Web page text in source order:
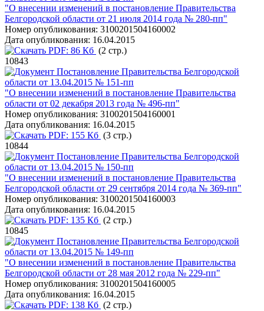
"О внесении изменений в постановление Правительства
Белгородской области от 21 июля 2014 года № 280-пп"
Номер опубликования: 3100201504160002
Дата опубликования: 16.04.2015
PDF: 86 Кб (2 стр.)
10843
Постановление Правительства Белгородской
области от 13.04.2015 № 151-пп
"О внесении изменений в постановление Правительства
области от 02 декабря 2013 года № 496-пп"
Номер опубликования: 3100201504160001
Дата опубликования: 16.04.2015
PDF: 155 Кб (3 стр.)
10844
Постановление Правительства Белгородской
области от 13.04.2015 № 150-пп
"О внесении изменений в постановление Правительства
Белгородской области от 29 сентября 2014 года № 369-пп"
Номер опубликования: 3100201504160003
Дата опубликования: 16.04.2015
PDF: 135 Кб (2 стр.)
10845
Постановление Правительства Белгородской
области от 13.04.2015 № 149-пп
"О внесении изменений в постановление Правительства
Белгородской области от 28 мая 2012 года № 229-пп"
Номер опубликования: 3100201504160005
Дата опубликования: 16.04.2015
PDF: 138 Кб (2 стр.)